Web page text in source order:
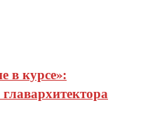
в курсе»: